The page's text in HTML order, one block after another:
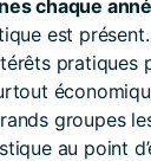
chaque
est
pratiques
groupes
au point